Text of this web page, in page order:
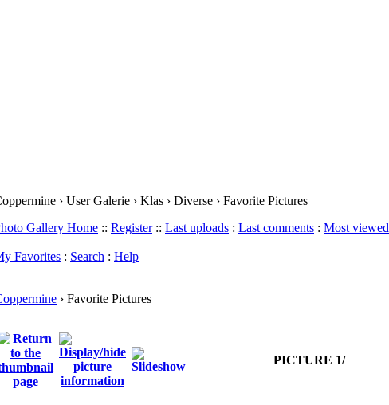
› User Galerie › Klas › Diverse › Favorite Pictures
Gallery Home :: Register:: Last uploads : Last comments : Most viewed
Favorites : Search : Help
› Favorite Pictures
PICTURE 1/